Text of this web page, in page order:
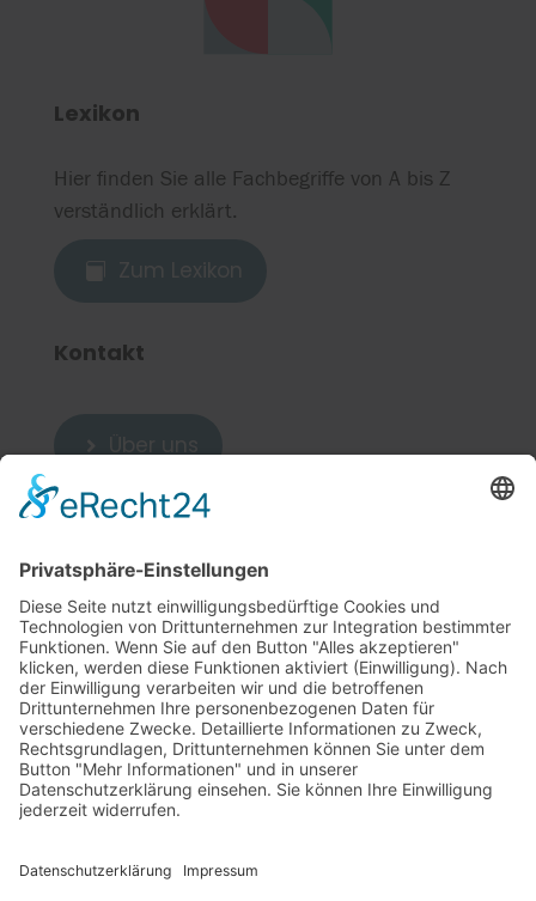
Lexikon
Hier finden Sie alle Fachbegriffe von A bis Z
verständlich erklärt.
Kontakt
 Über uns
Weitere Links
5 Cookie-Einstellungen
5 Sitemap
5 Datenschutzerklärung